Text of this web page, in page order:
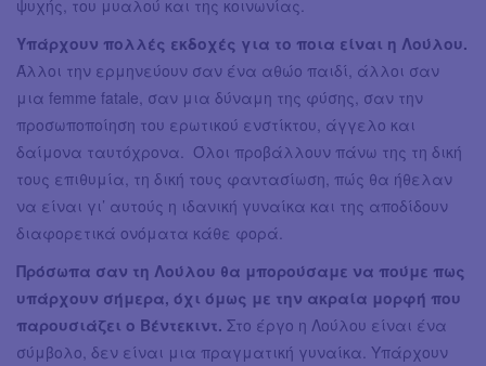
ψυχής, του μυαλού και της κοινωνίας.
Υπάρχουν πολλές εκδοχές για το ποια είναι η Λούλου.
Άλλοι την ερμηνεύουν σαν ένα αθώο παιδί, άλλοι σαν
μια femme fatale, σαν μια δύναμη της φύσης, σαν την
προσωποποίηση του ερωτικού ενστίκτου, άγγελο και
δαίμονα ταυτόχρονα. Όλοι προβάλλουν πάνω της τη δική
τους επιθυμία, τη δική τους φαντασίωση, πώς θα ήθελαν
να είναι γι’ αυτούς η ιδανική γυναίκα και της αποδίδουν
διαφορετικά ονόματα κάθε φορά.
Πρόσωπα σαν τη Λούλου θα μπορούσαμε να πούμε πως
υπάρχουν σήμερα, όχι όμως με την ακραία μορφή που
παρουσιάζει ο Βέντεκιντ. Στο έργο η Λούλου είναι ένα
σύμβολο, δεν είναι μια πραγματική γυναίκα. Υπάρχουν